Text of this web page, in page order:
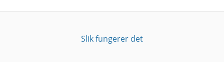
Slik fungerer det